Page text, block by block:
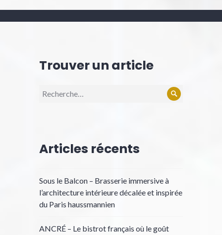
Trouver un article
Recherche
Rechercher
Articles récents
Sous le Balcon – Brasserie immersive à
l’architecture intérieure décalée et inspirée
du Paris haussmannien
ANCRÉ – Le bistrot français où le goût